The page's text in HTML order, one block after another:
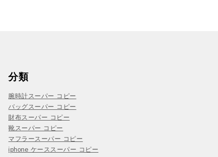
分類
腕時計スーパー コピー
バッグスーパー コピー
財布スーパー コピー
靴スーパー コピー
マフラースーパー コピー
iphone ケーススーパー コピー